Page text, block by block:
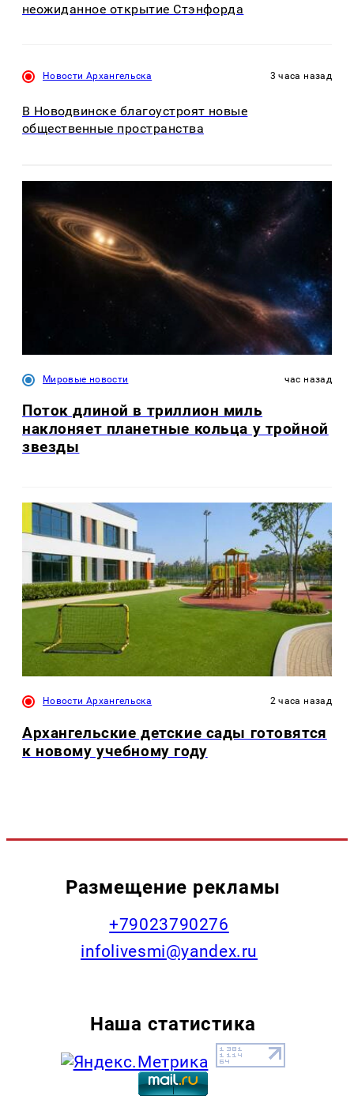
неожиданное открытие Стэнфорда
Новости Архангельска 3 часа назад
В Новодвинске благоустроят новые
общественные пространства
Мировые новости час назад
Поток длиной в триллион миль
наклоняет планетные кольца у тройной
звезды
Новости Архангельска 2 часа назад
Архангельские детские сады готовятся
к новому учебному году
Размещение рекламы
+79023790276
infolivesmi@yandex.ru
Наша статистика